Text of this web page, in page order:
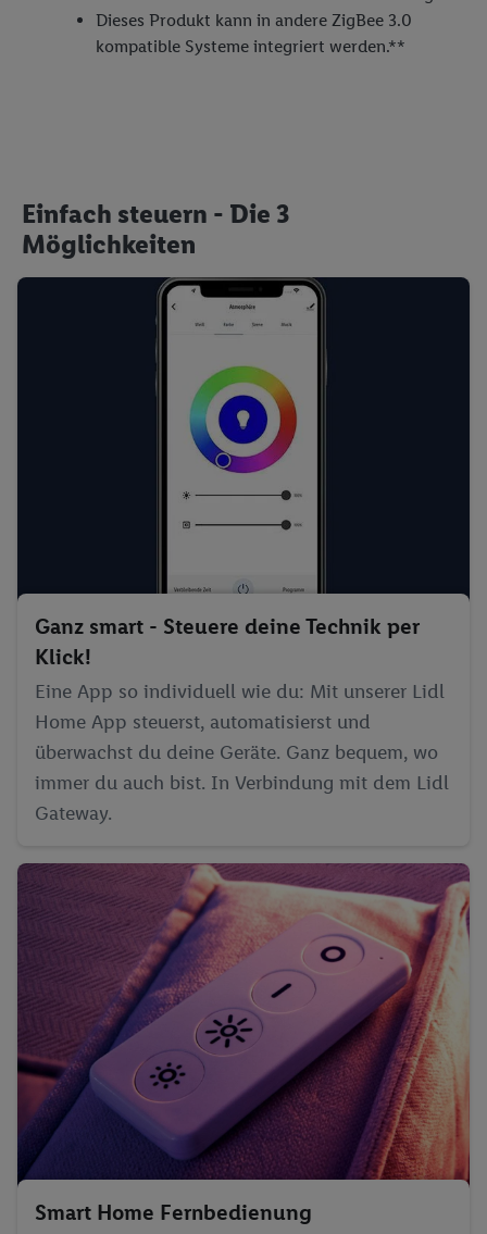
Dieses Produkt kann in andere ZigBee 3.0
kompatible Systeme integriert werden.**
Einfach steuern - Die 3
Möglichkeiten
Ganz smart - Steuere deine Technik per
Klick!
Eine App so individuell wie du: Mit unserer Lidl
Home App steuerst, automatisierst und
überwachst du deine Geräte. Ganz bequem, wo
immer du auch bist. In Verbindung mit dem Lidl
Gateway.
Smart Home Fernbedienung